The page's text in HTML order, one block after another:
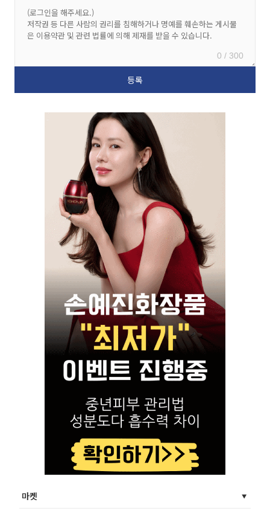
0 / 300
마켓